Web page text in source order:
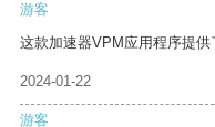
游客
这款加速器VPM应用程序提供
2024-01-22
游客